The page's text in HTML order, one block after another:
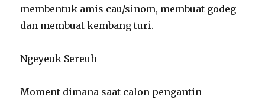
membentuk amis cau/sinom, membuat godeg
dan membuat kembang turi.
Ngeyeuk Sereuh
Moment dimana saat calon pengantin